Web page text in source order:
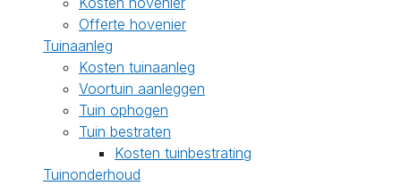
Offerte hovenier
Tuinaanleg
Kosten tuinaanleg
Voortuin aanleggen
Tuin ophogen
Tuin bestraten
Kosten tuinbestrating
Tuinonderhoud